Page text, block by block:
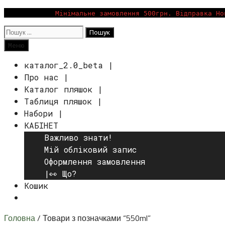
до
вмісту
Мінімальне замовлення 500грн. Відправка
Пошук:
Пошук
Меню
каталог_2.0_beta |
Про нас |
Каталог пляшок |
Таблиця пляшок |
Набори |
КАБІНЕТ
Важливо знати!
Мій обліковий запис
Оформлення замовлення
|👀 Що?
Кошик
Головна/ Товари з позначками “550ml”